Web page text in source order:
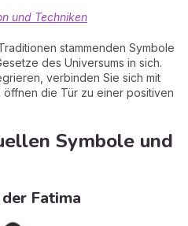
und Techniken
stammenden Symbole
des Universums in sich.
verbinden Sie sich mit
die Tür zu einer positiven
Symbole und
Fatima